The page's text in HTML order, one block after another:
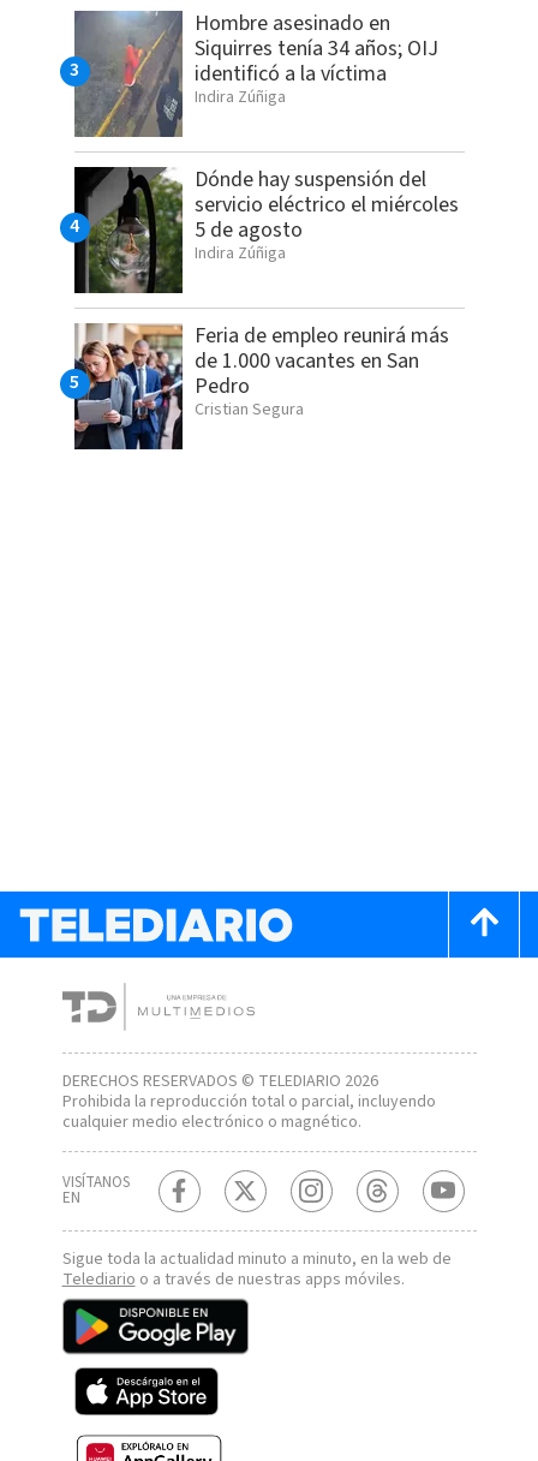
Hombre asesinado en
Siquirres tenía 34 años; OIJ
identificó a la víctima
Indira Zúñiga
Dónde hay suspensión del
servicio eléctrico el miércoles
5 de agosto
Indira Zúñiga
Feria de empleo reunirá más
de 1.000 vacantes en San
Pedro
Cristian Segura
DERECHOS RESERVADOS © TELEDIARIO 2026
Prohibida la reproducción total o parcial, incluyendo
cualquier medio electrónico o magnético.
VISÍTANOS
EN
Sigue toda la actualidad minuto a minuto, en la web de
Telediario o a través de nuestras apps móviles.